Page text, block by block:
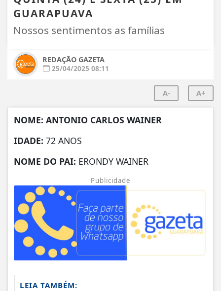
GUARAPUAVA
Nossos sentimentos as famílias
REDAÇÃO GAZETA
25/04/2025 08:11
A- A+
NOME: ANTONIO CARLOS WAINER
IDADE: 72 ANOS
NOME DO PAI: ERONDY WAINER
Publicidade
LEIA TAMBÉM: